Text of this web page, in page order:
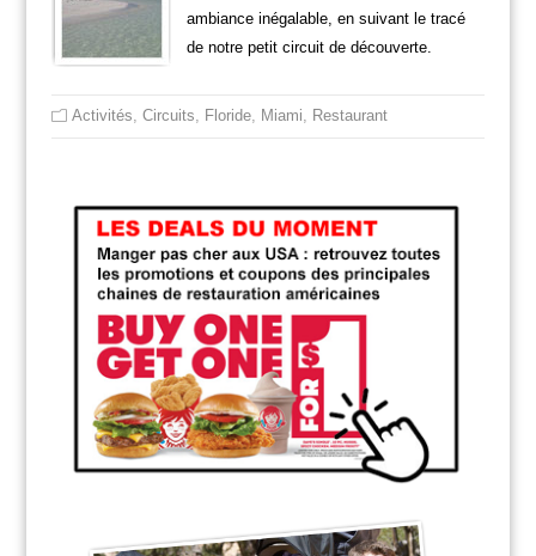
ambiance inégalable, en suivant le tracé
de notre petit circuit de découverte.
Activités Circuits Floride, Miami Restaurant